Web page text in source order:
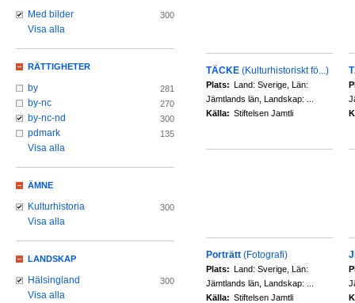
TÄCKE (Kulturhistoriskt fö...)
Plats: Land: Sverige, Län:
Jämtlands län, Landskap: ...
Källa: Stiftelsen Jamtli
Porträtt (Fotografi)
Plats: Land: Sverige, Län:
Jämtlands län, Landskap: ...
Källa: Stiftelsen Jamtli
Med bilder 300
Visa alla
RÄTTIGHETER
by 281
by-nc 270
by-nc-nd 300
pdmark 135
Visa alla
ÄMNE
Kulturhistoria 300
Visa alla
LANDSKAP
Hälsingland 300
Visa alla